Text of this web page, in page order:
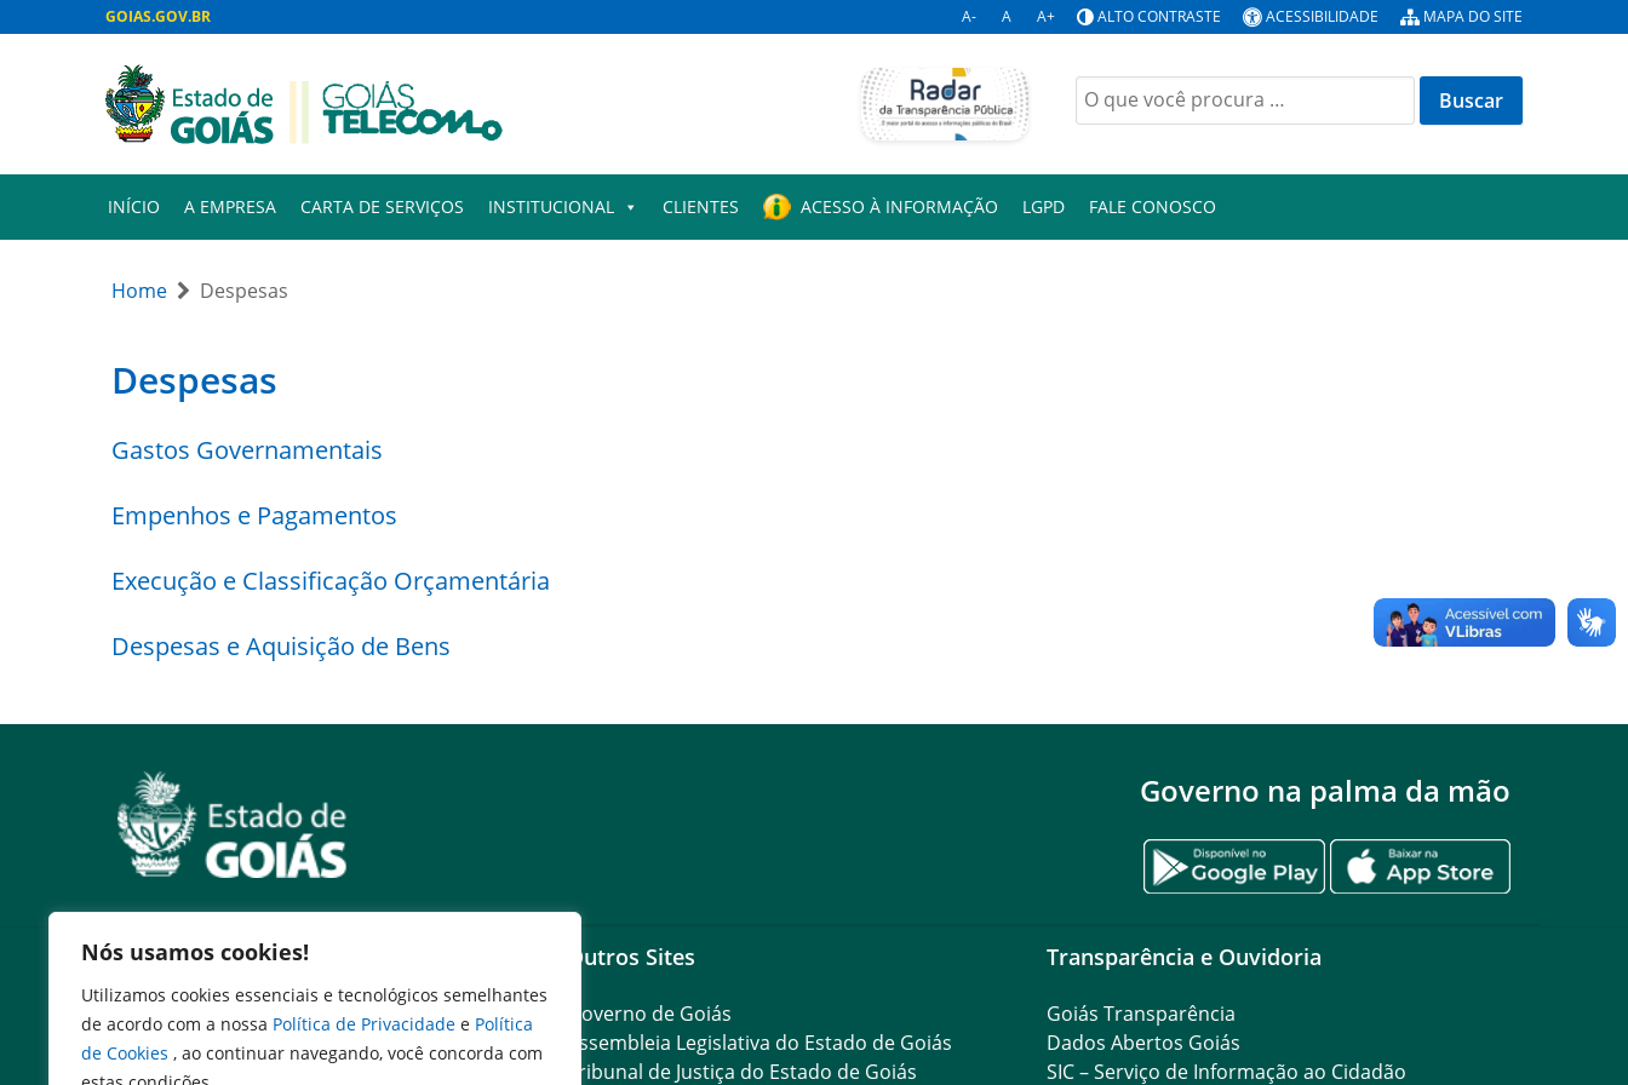
Nós usamos cookies!
Utilizamos cookies essenciais e tecnológicos semelhantes
de acordo com a nossa Política de Privacidade e Política
de Cookies , ao continuar navegando, você concorda com
GOIAS.GOV.BR A- A A+ ALTO CONTRASTE ACESSIBILIDADE MAPA DO SITE
Buscar
por:
INÍCIO A EMPRESA CARTA DE SERVIÇOS INSTITUCIONAL CLIENTES ACESSO À INFORMAÇÃO LGPD FALE CONOSCO
Home Despesas
Despesas
Gastos Governamentais
Empenhos e Pagamentos
Execução e Classificação Orçamentária
Despesas e Aquisição de Bens
Governo na palma da mão
Serviços
Abertuda de Chamados (SAG)
Cadastro de Autoridades
Consultar Contracheque
Outros Sites
Governo de Goiás
Assembleia Legislativa do Estado de Goiás
Tribunal de Justiça do Estado de Goiás
Transparência e Ouvidoria
Goiás Transparência
Dados Abertos Goiás
SIC – Serviço de Informação ao Cidadão